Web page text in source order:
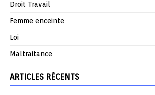
Droit Travail
Femme enceinte
Loi
Maltraitance
ARTICLES RÉCENTS